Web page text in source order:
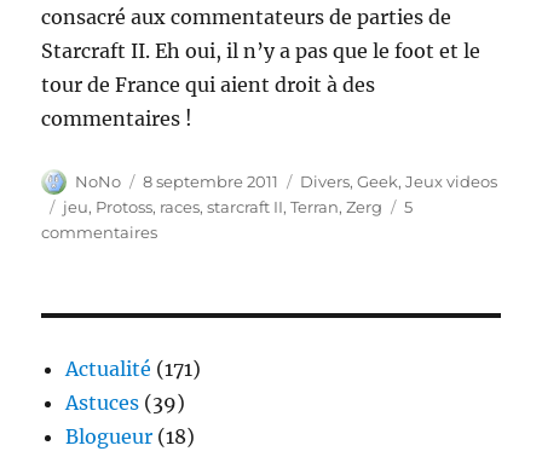
consacré aux commentateurs de parties de
Starcraft II. Eh oui, il n’y a pas que le foot et le
tour de France qui aient droit à des
commentaires !
Auteur
NoNo
Publié
le
8 septembre 2011 Catégories
Divers,Geek,Jeux videos
Étiquettes
jeu, Protoss, races,starcraft II,Terran,Zerg
5
commentairessur
des
trois
races
Actualité (171)
Astuces (39)
Blogueur (18)